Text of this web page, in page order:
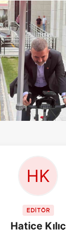
EDİTÖR
Hatice Kılıç